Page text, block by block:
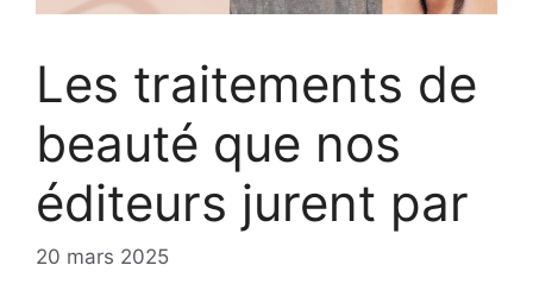
Les traitements de
beauté que nos
éditeurs jurent par
20 mars 2025